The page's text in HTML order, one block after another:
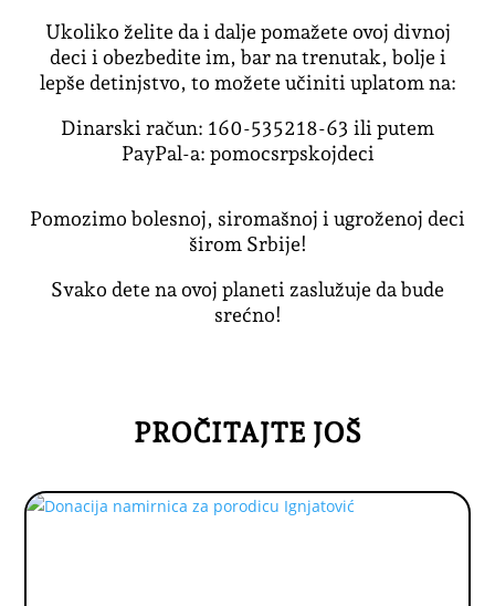
Ukoliko želite da i dalje pomažete ovoj divnoj
deci i obezbedite im, bar na trenutak, bolje i
lepše detinjstvo, to možete učiniti uplatom na:
Dinarski račun: 160-535218-63 ili putem
PayPal-a: pomocsrpskojdeci
Pomozimo bolesnoj, siromašnoj i ugroženoj deci
širom Srbije!
Svako dete na ovoj planeti zaslužuje da bude
srećno!
PROČITAJTE JOŠ